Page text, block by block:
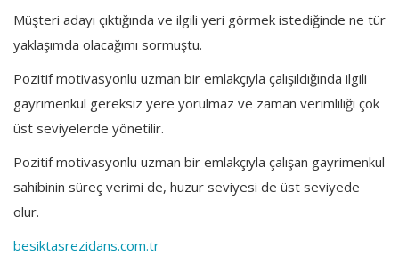
Müşteri adayı çıktığında ve ilgili yeri görmek istediğinde ne tür
yaklaşımda olacağımı sormuştu.
Pozitif motivasyonlu uzman bir emlakçıyla çalışıldığında ilgili
gayrimenkul gereksiz yere yorulmaz ve zaman verimliliği çok
üst seviyelerde yönetilir.
Pozitif motivasyonlu uzman bir emlakçıyla çalışan gayrimenkul
sahibinin süreç verimi de, huzur seviyesi de üst seviyede
olur.
besiktasrezidans.com.tr